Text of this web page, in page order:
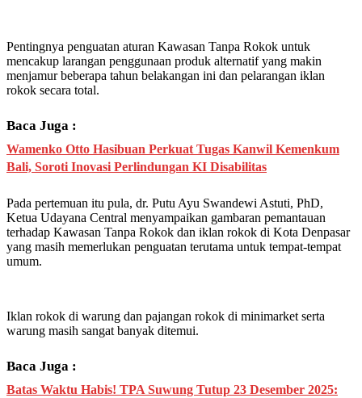
Pentingnya penguatan aturan Kawasan Tanpa Rokok untuk
mencakup larangan penggunaan produk alternatif yang makin
menjamur beberapa tahun belakangan ini dan pelarangan iklan
rokok secara total.
Baca Juga :
Wamenko Otto Hasibuan Perkuat Tugas Kanwil Kemenkum
Bali, Soroti Inovasi Perlindungan KI Disabilitas
Pada pertemuan itu pula, dr. Putu Ayu Swandewi Astuti, PhD,
Ketua Udayana Central menyampaikan gambaran pemantauan
terhadap Kawasan Tanpa Rokok dan iklan rokok di Kota Denpasar
yang masih memerlukan penguatan terutama untuk tempat-tempat
umum.
Iklan rokok di warung dan pajangan rokok di minimarket serta
warung masih sangat banyak ditemui.
Baca Juga :
Batas Waktu Habis! TPA Suwung Tutup 23 Desember 2025: